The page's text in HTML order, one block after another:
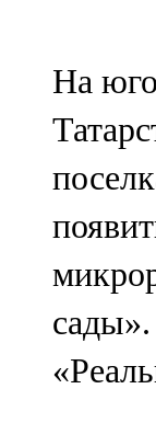
107,3
100,0
Нурлат
104,7
Олы
На